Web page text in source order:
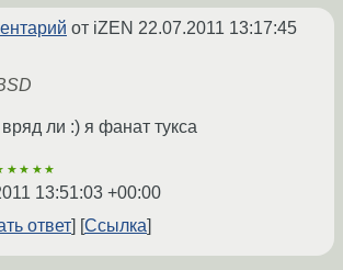
от iZEN 22.07.2011 13:17:45
ли :) я фанат тукса
13:51:03 +00:00
ответ
Ссылка